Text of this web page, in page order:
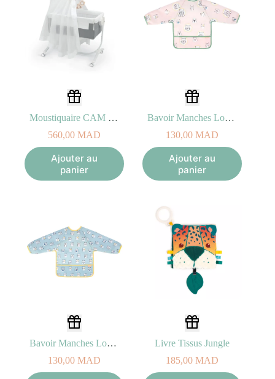
Moustiquaire CAM Cullami
560,00 MAD
Ajouter au
panier
Bavoir Manches Longues Badabulle Rose
130,00 MAD
Ajouter au
panier
Bavoir Manches Longues Badabulle Bleu
130,00 MAD
Livre Tissus Jungle
185,00 MAD